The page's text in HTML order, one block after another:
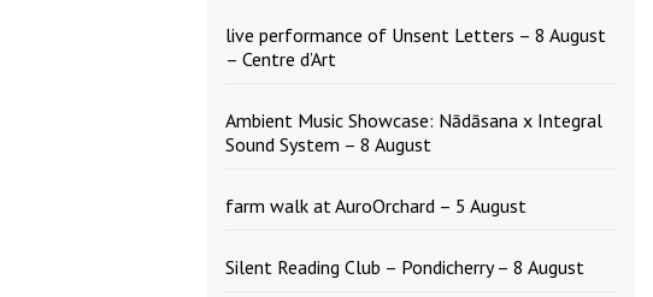
live performance of Unsent Letters – 8 August
– Centre d’Art
Ambient Music Showcase: Nādāsana x Integral
Sound System – 8 August
farm walk at AuroOrchard – 5 August
Silent Reading Club – Pondicherry – 8 August